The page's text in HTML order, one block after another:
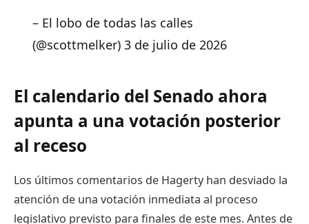
– El lobo de todas las calles
(@scottmelker) 3 de julio de 2026
El calendario del Senado ahora
apunta a una votación posterior
al receso
Los últimos comentarios de Hagerty han desviado la
atención de una votación inmediata al proceso
legislativo previsto para finales de este mes. Antes de